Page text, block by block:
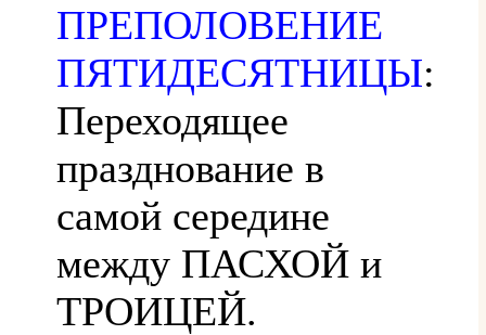
ПРЕПОЛОВЕНИЕ
ПЯТИДЕСЯТНИЦЫ:
Переходящее
празднование в
самой середине
между ПАСХОЙ и
ТРОИЦЕЙ.